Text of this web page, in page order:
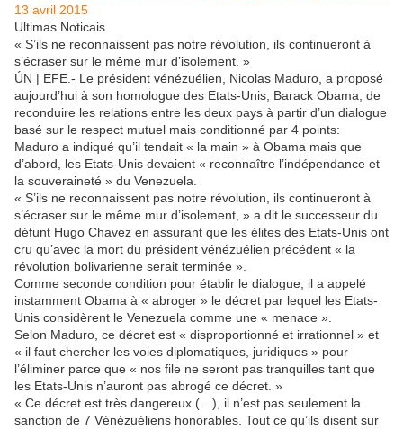
13 avril 2015
Ultimas Noticais
« S’ils ne reconnaissent pas notre révolution, ils continueront à
s’écraser sur le même mur d’isolement. »
ÚN | EFE.- Le président vénézuélien, Nicolas Maduro, a proposé
aujourd’hui à son homologue des Etats-Unis, Barack Obama, de
reconduire les relations entre les deux pays à partir d’un dialogue
basé sur le respect mutuel mais conditionné par 4 points:
Maduro a indiqué qu’il tendait « la main » à Obama mais que
d’abord, les Etats-Unis devaient « reconnaître l’indépendance et
la souveraineté » du Venezuela.
« S’ils ne reconnaissent pas notre révolution, ils continueront à
s’écraser sur le même mur d’isolement, » a dit le successeur du
défunt Hugo Chavez en assurant que les élites des Etats-Unis ont
cru qu’avec la mort du président vénézuélien précédent « la
révolution bolivarienne serait terminée ».
Comme seconde condition pour établir le dialogue, il a appelé
instamment Obama à « abroger » le décret par lequel les Etats-
Unis considèrent le Venezuela comme une « menace ».
Selon Maduro, ce décret est « disproportionné et irrationnel » et
« il faut chercher les voies diplomatiques, juridiques » pour
l’éliminer parce que « nos file ne seront pas tranquilles tant que
les Etats-Unis n’auront pas abrogé ce décret. »
« Ce décret est très dangereux (…), il n’est pas seulement la
sanction de 7 Vénézuéliens honorables. Tout ce qu’ils disent sur